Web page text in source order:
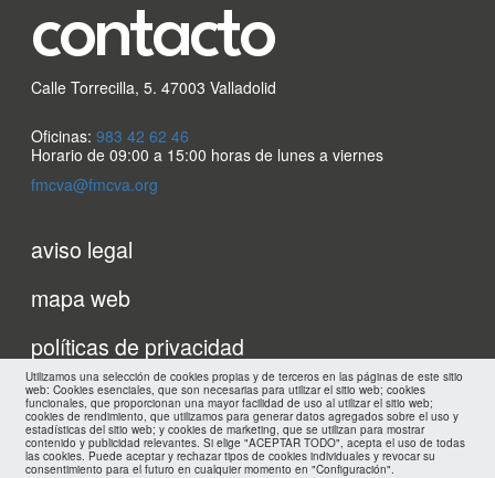
Utilizamos una selección de cookies propias y de terceros en las páginas de este sitio
web: Cookies esenciales, que son necesarias para utilizar el sitio web; cookies
funcionales, que proporcionan una mayor facilidad de uso al utilizar el sitio web;
cookies de rendimiento, que utilizamos para generar datos agregados sobre el uso y
estadísticas del sitio web; y cookies de marketing, que se utilizan para mostrar
contenido y publicidad relevantes. Si elige "ACEPTAR TODO", acepta el uso de todas
las cookies. Puede aceptar y rechazar tipos de cookies individuales y revocar su
consentimiento para el futuro en cualquier momento en "Configuración".
contacto
Calle Torrecilla, 5. 47003 Valladolid
Oficinas: 983 42 62 46
Horario de 09:00 a 15:00 horas de lunes a viernes
fmcva@fmcva.org
Menu
footer
FMC
aviso legal
mapa web
políticas de privacidad
cookies